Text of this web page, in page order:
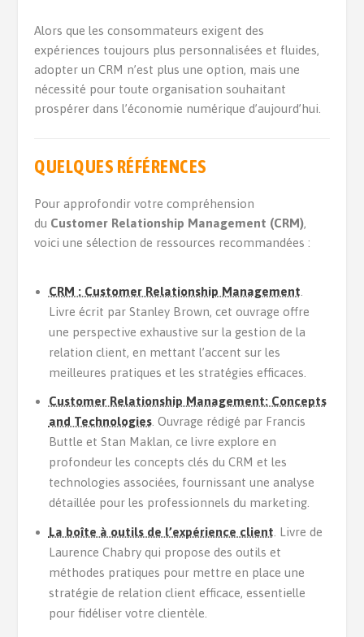
Alors que les consommateurs exigent des
expériences toujours plus personnalisées et fluides,
adopter un CRM n’est plus une option, mais une
nécessité pour toute organisation souhaitant
prospérer dans l’économie numérique d’aujourd’hui.
QUELQUES RÉFÉRENCES
Pour approfondir votre compréhension
du Customer Relationship Management (CRM),
voici une sélection de ressources recommandées :
CRM : Customer Relationship Management
Livre écrit par Stanley Brown, cet ouvrage offre
une perspective exhaustive sur la gestion de la
relation client, en mettant l’accent sur les
meilleures pratiques et les stratégies efficaces.
Customer Relationship Management: Concepts
and Technologies. Ouvrage rédigé par Francis
Buttle et Stan Maklan, ce livre explore en
profondeur les concepts clés du CRM et les
technologies associées, fournissant une analyse
détaillée pour les professionnels du marketing.
La boîte à outils de l’expérience client . Livre de
Laurence Chabry qui propose des outils et
méthodes pratiques pour mettre en place une
stratégie de relation client efficace, essentielle
pour fidéliser votre clientèle.